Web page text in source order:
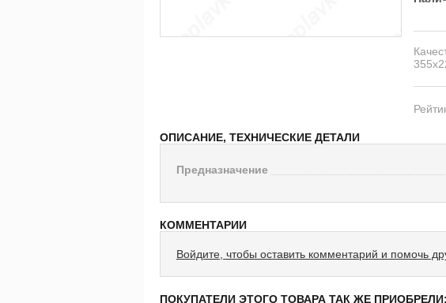
ОПИСАНИЕ, ТЕХНИЧЕСКИЕ ДЕТАЛИ
Предназначение
КОММЕНТАРИИ
Войдите, чтобы оставить комментарий и помочь
ПОКУПАТЕЛИ ЭТОГО ТОВАРА ТАК ЖЕ ПРИОБРЕЛИ: